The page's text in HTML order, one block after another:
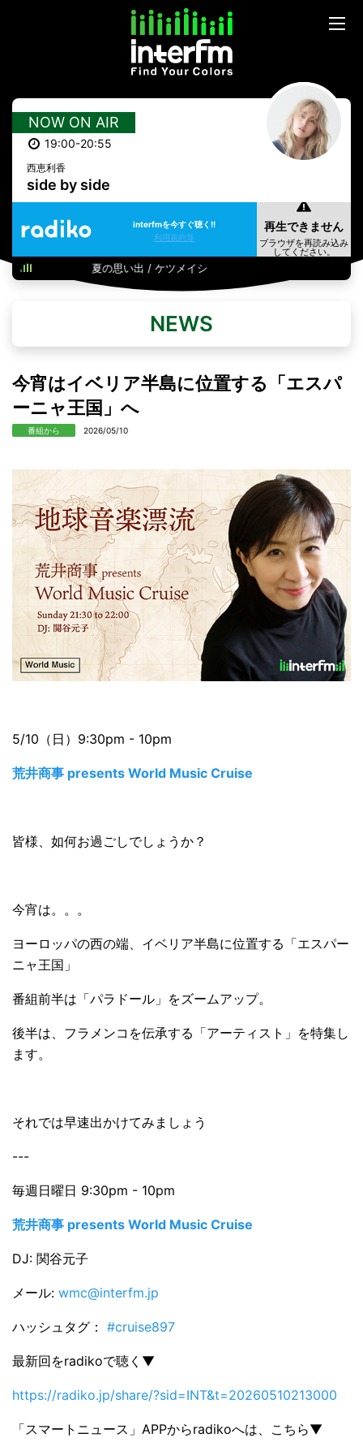
NOW ON AIR
19:00-20:55
西恵利香
side by side
interfmを今すぐ聴く!!
利用規約等
夏の思い出 / ケツメイシ
NEWS
今宵はイベリア半島に位置する「エスパ
ーニャ王国」へ
番組から 2026/05/10
5/10（日）9:30pm - 10pm
荒井商事 presents World Music Cruise
皆様、如何お過ごしでしょうか？
今宵は。。。
ヨーロッパの西の端、イベリア半島に位置する「エスパー
ニャ王国」
番組前半は「パラドール」をズームアップ。
後半は、フラメンコを伝承する「アーティスト」を特集し
ます。
それでは早速出かけてみましょう
---
毎週日曜日 9:30pm - 10pm
荒井商事 presents World Music Cruise
DJ: 関谷元子
メール: wmc@interfm.jp
ハッシュタグ： #cruise897
最新回をradikoで聴く▼
https://radiko.jp/share/?sid=INT&t=20260510213000
「スマートニュース」APPからradikoへは、こちら▼